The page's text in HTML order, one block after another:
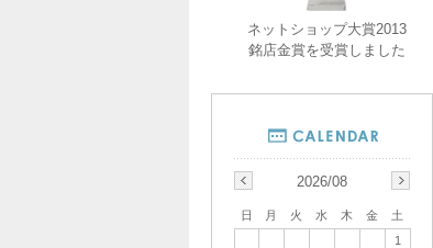
ネットショップ大賞2013
銘店金賞を受賞しました
2026/08
日 月 火 水 木 金
土
1